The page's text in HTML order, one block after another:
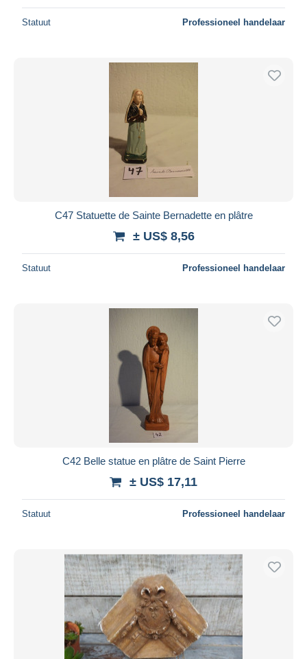
Statuut Professioneel handelaar
C47 Statuette de Sainte Bernadette en plâtre
± US$ 8,56
Statuut Professioneel handelaar
C42 Belle statue en plâtre de Saint Pierre
± US$ 17,11
Statuut Professioneel handelaar